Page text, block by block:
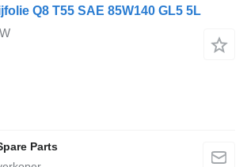
Q8 T55 SAE 85W140 GL5 5L
Parts